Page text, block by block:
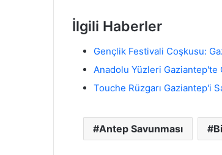
İlgili Haberler
Gençlik Festivali Coşkusu:
Anadolu Yüzleri Gaziantep'te
Touche Rüzgarı Gaziantep'i
Antep Savunması